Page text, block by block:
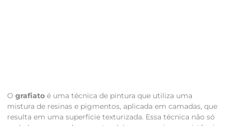
O grafiatoé uma técnica de pintura que utiliza uma
mistura de resinas e pigmentos, aplicada em camadas, que
resulta em uma superfície texturizada. Essa técnica não só